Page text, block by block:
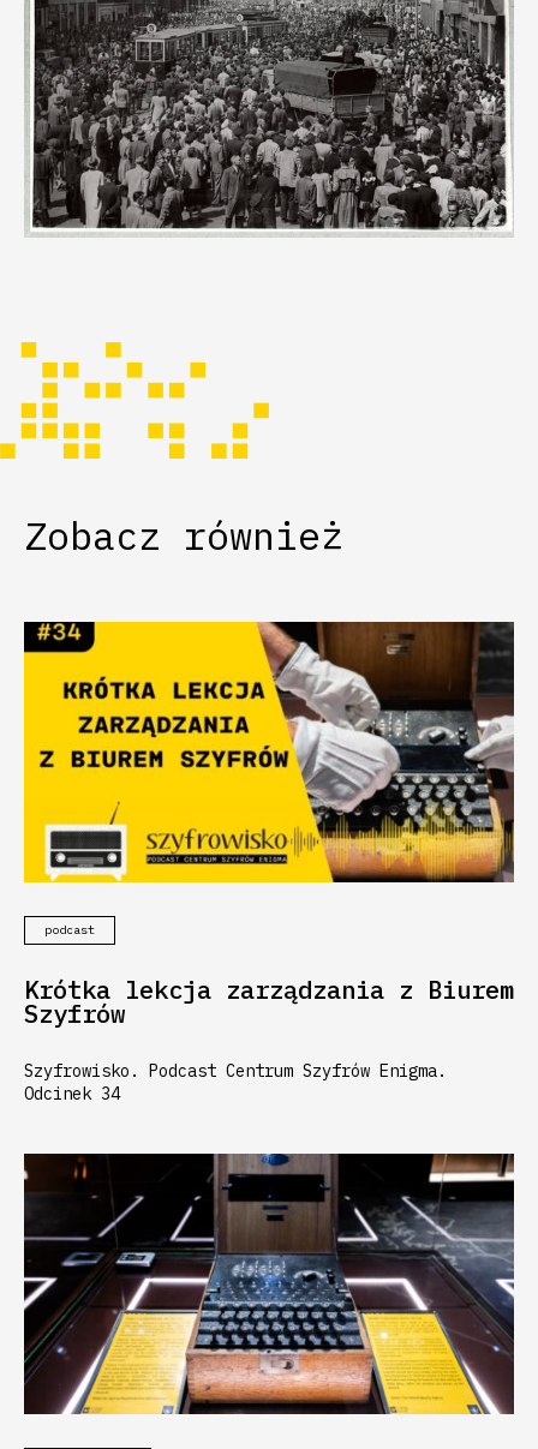
Zobacz również
podcast
Krótka lekcja zarządzania z Biurem
Szyfrów
Szyfrowisko. Podcast Centrum Szyfrów Enigma.
Odcinek 34